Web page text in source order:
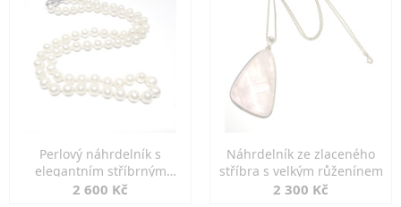
Perlový náhrdelník s
elegantním stříbrným
zapínáním
2 600 Kč
Náhrdelník ze zlaceného
stříbra s velkým růženínem
2 300 Kč